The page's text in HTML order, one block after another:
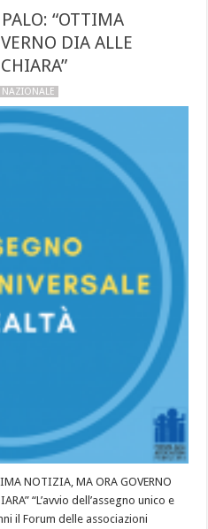
“OTTIMA
DIA ALLE
NOTIZIA, MA ORA GOVERNO
“L’avvio dell’assegno unico e
il Forum delle associazioni